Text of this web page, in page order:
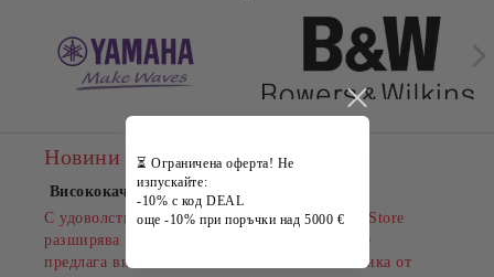
Новини
Висококачествена климатична техника
С удоволствие Ви информираме, че BestHiFiStore
разширява своята продуктова гама и вече ще
предлага висококачествена климатична техника от
⏳ Ограничена оферта! Не
изпускайте:
-10% с код DEAL
още -10% при поръчки над 5000 €